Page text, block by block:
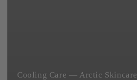
Cooling Care — Arctic Skincare